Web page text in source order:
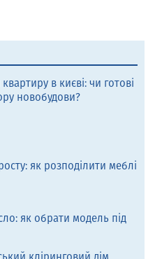
в києві: чи готові
новобудови?
як розподілити меблі
як обрати модель під